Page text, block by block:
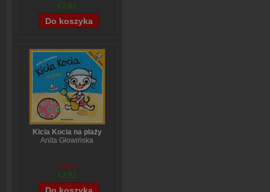
€2,82
Kicia Kocia na plaży
Anita Głowińska
€3,47
€2,82